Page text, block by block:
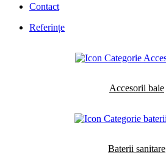
Contact
Referințe
Accesorii baie
Baterii sanitare